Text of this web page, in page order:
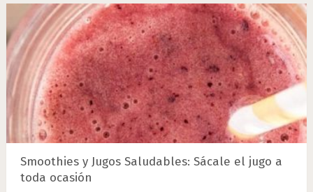
Smoothies y Jugos Saludables: Sácale el jugo a
toda ocasión